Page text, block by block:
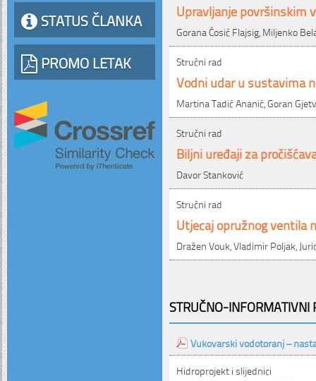
STATUS ČLANKA
PROMO LETAK
Upravljanje površinskim
Gorana Ćosić Flajsig, Miljenko
Stručni rad
Vodni udar u sustavima
Martina Tadić Ananić, Goran
Stručni rad
Biljni uređaji za
Davor Stanković
Stručni rad
Utjecaj opružnog ventila
Dražen Vouk, Vladimir Poljak,
STRUČNO-INFORMATIVNI
Vukovarski vodotoranj –
Hidroprojekt i slijednici